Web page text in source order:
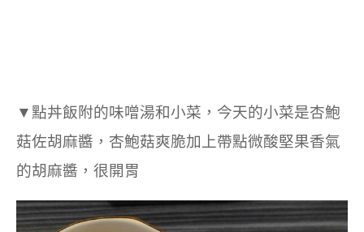
▼ 點丼飯附的味噌湯和小菜，今天的小菜是杏鮑
菇佐胡麻醬，杏鮑菇爽脆加上帶點微酸堅果香氣
的胡麻醬，很開胃